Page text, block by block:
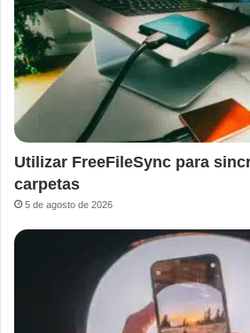
Utilizar FreeFileSync para
carpetas
5 de agosto de 2026